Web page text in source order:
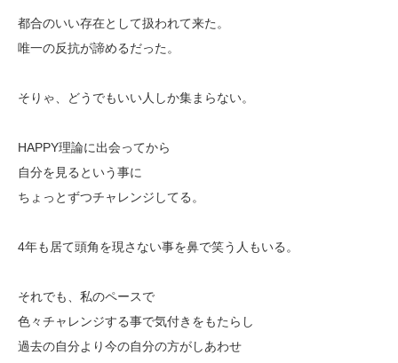
都合のいい存在として扱われて来た。
唯一の反抗が諦めるだった。
そりゃ、どうでもいい人しか集まらない。
HAPPY理論に出会ってから
自分を見るという事に
ちょっとずつチャレンジしてる。
4年も居て頭角を現さない事を鼻で笑う人もいる。
それでも、私のペースで
色々チャレンジする事で気付きをもたらし
過去の自分より今の自分の方がしあわせ